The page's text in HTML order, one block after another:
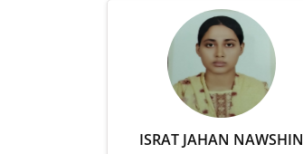
ISRAT JAHAN NAWSHIN